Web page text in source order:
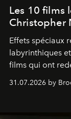
Les 10 films
Christopher
Effets spéciaux
labyrinthiques
films qui ont
31.07.2026 by